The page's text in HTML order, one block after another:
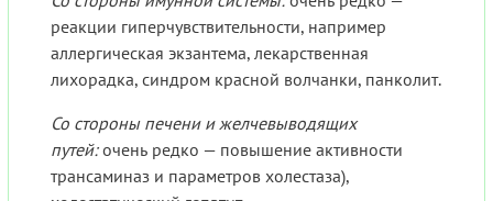
реакции гиперчувствительности, например
аллергическая экзантема, лекарственная
лихорадка, синдром красной волчанки, панколит.
Со стороны печени и желчевыводящих
путей:очень редко — повышение активности
трансаминаз и параметров холестаза),